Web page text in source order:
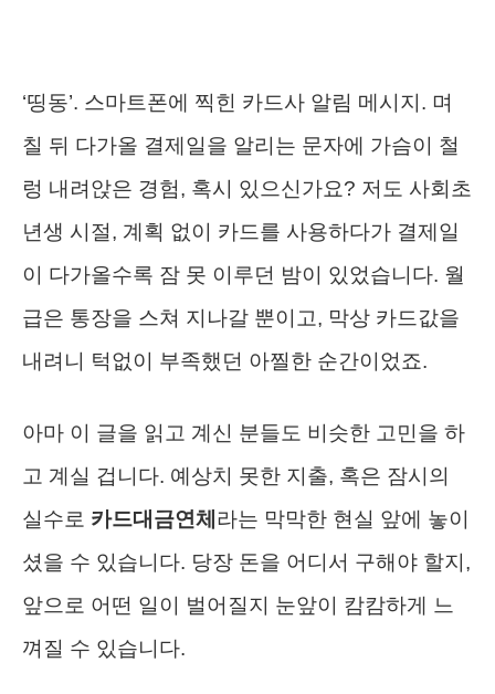
‘띵동’. 스마트폰에 찍힌 카드사 알림 메시지. 며
칠 뒤 다가올 결제일을 알리는 문자에 가슴이 철
렁 내려앉은 경험, 혹시 있으신가요? 저도 사회초
년생 시절, 계획 없이 카드를 사용하다가 결제일
이 다가올수록 잠 못 이루던 밤이 있었습니다. 월
급은 통장을 스쳐 지나갈 뿐이고, 막상 카드값을
내려니 턱없이 부족했던 아찔한 순간이었죠.
아마 이 글을 읽고 계신 분들도 비슷한 고민을 하
고 계실 겁니다. 예상치 못한 지출, 혹은 잠시의
실수로 카드대금연체 라는 막막한 현실 앞에 놓이
셨을 수 있습니다. 당장 돈을 어디서 구해야 할지,
앞으로 어떤 일이 벌어질지 눈앞이 캄캄하게 느
껴질 수 있습니다.